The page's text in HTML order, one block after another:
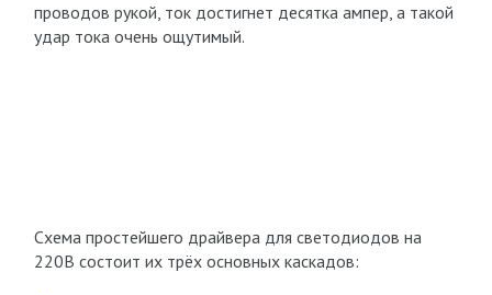
проводов рукой, ток достигнет десятка ампер, а такой
удар тока очень ощутимый.
Схема простейшего драйвера для светодиодов на
220В состоит их трёх основных каскадов: